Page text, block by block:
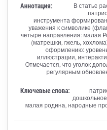
Аннотация:
В статье
инструмента
уважения к символике
четыре направления: малая
(матрешки, гжель,
оформлению:
иллюстрации,
Отмечается, что уголок
регулярным
Ключевые слова:
малая родина, народные